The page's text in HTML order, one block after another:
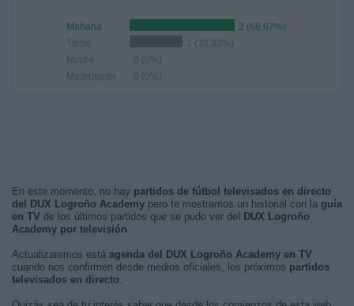
Mañana
2 (66,67%)
Tarde
1 (33,33%)
Noche
0 (0%)
Madrugada
0 (0%)
En este momento, no hay partidos de fútbol televisados en directo
del DUX Logroño Academy pero te mostramos un historial con la guía
en TV de los últimos partidos que se pudo ver del
DUX Logroño
Academy por televisión.
Actualizaremos está agenda del DUX Logroño Academy en TV
cuando nos confirmen desde medios oficiales, los próximos partidos
televisados en directo.